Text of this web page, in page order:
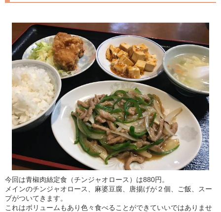
今回は青椒肉絲定食（チンジャオロース）は880円。
メインのチンジャオロース、麻婆豆腐、唐揚げが２個、ご飯、スー
プがついてきます。
これはボリュームもあり色々食べることができていいではありませ